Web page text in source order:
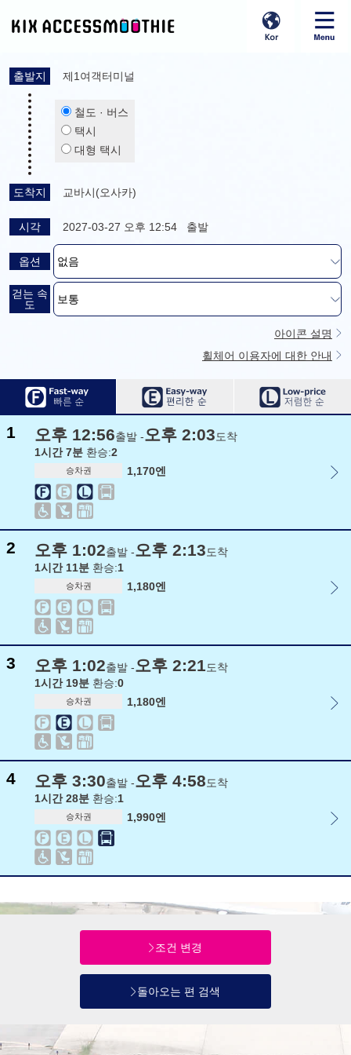
출발지 제1여객터미널
철도 · 버스
택시
대형 택시
도착지 교바시(오사카)
시각 2027-03-27 오후 12:54 출발
옵션
걷는 속
도
아이콘 설명
휠체어 이용자에 대한 안내
1 오후 12:56출발 -오후 2:03도착
1시간 7분 환승:2
승차권 1,170엔
2 오후 1:02출발 -오후 2:13도착
1시간 11분 환승:1
승차권 1,180엔
3 오후 1:02출발 -오후 2:21도착
1시간 19분 환승:0
승차권 1,180엔
4 오후 3:30출발 -오후 4:58도착
1시간 28분 환승:1
승차권 1,990엔
조건 변경
돌아오는 편 검색